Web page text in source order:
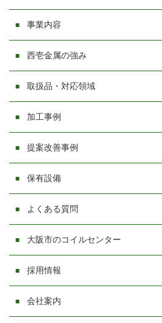
事業内容
西壱金属の強み
取扱品・対応領域
加工事例
提案改善事例
保有設備
よくある質問
大阪市のコイルセンター
採用情報
会社案内